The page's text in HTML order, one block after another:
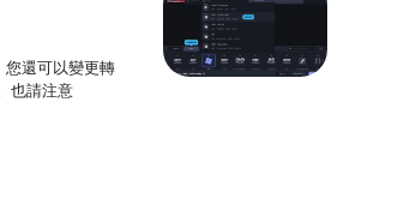
您還可以變更轉
也請注意